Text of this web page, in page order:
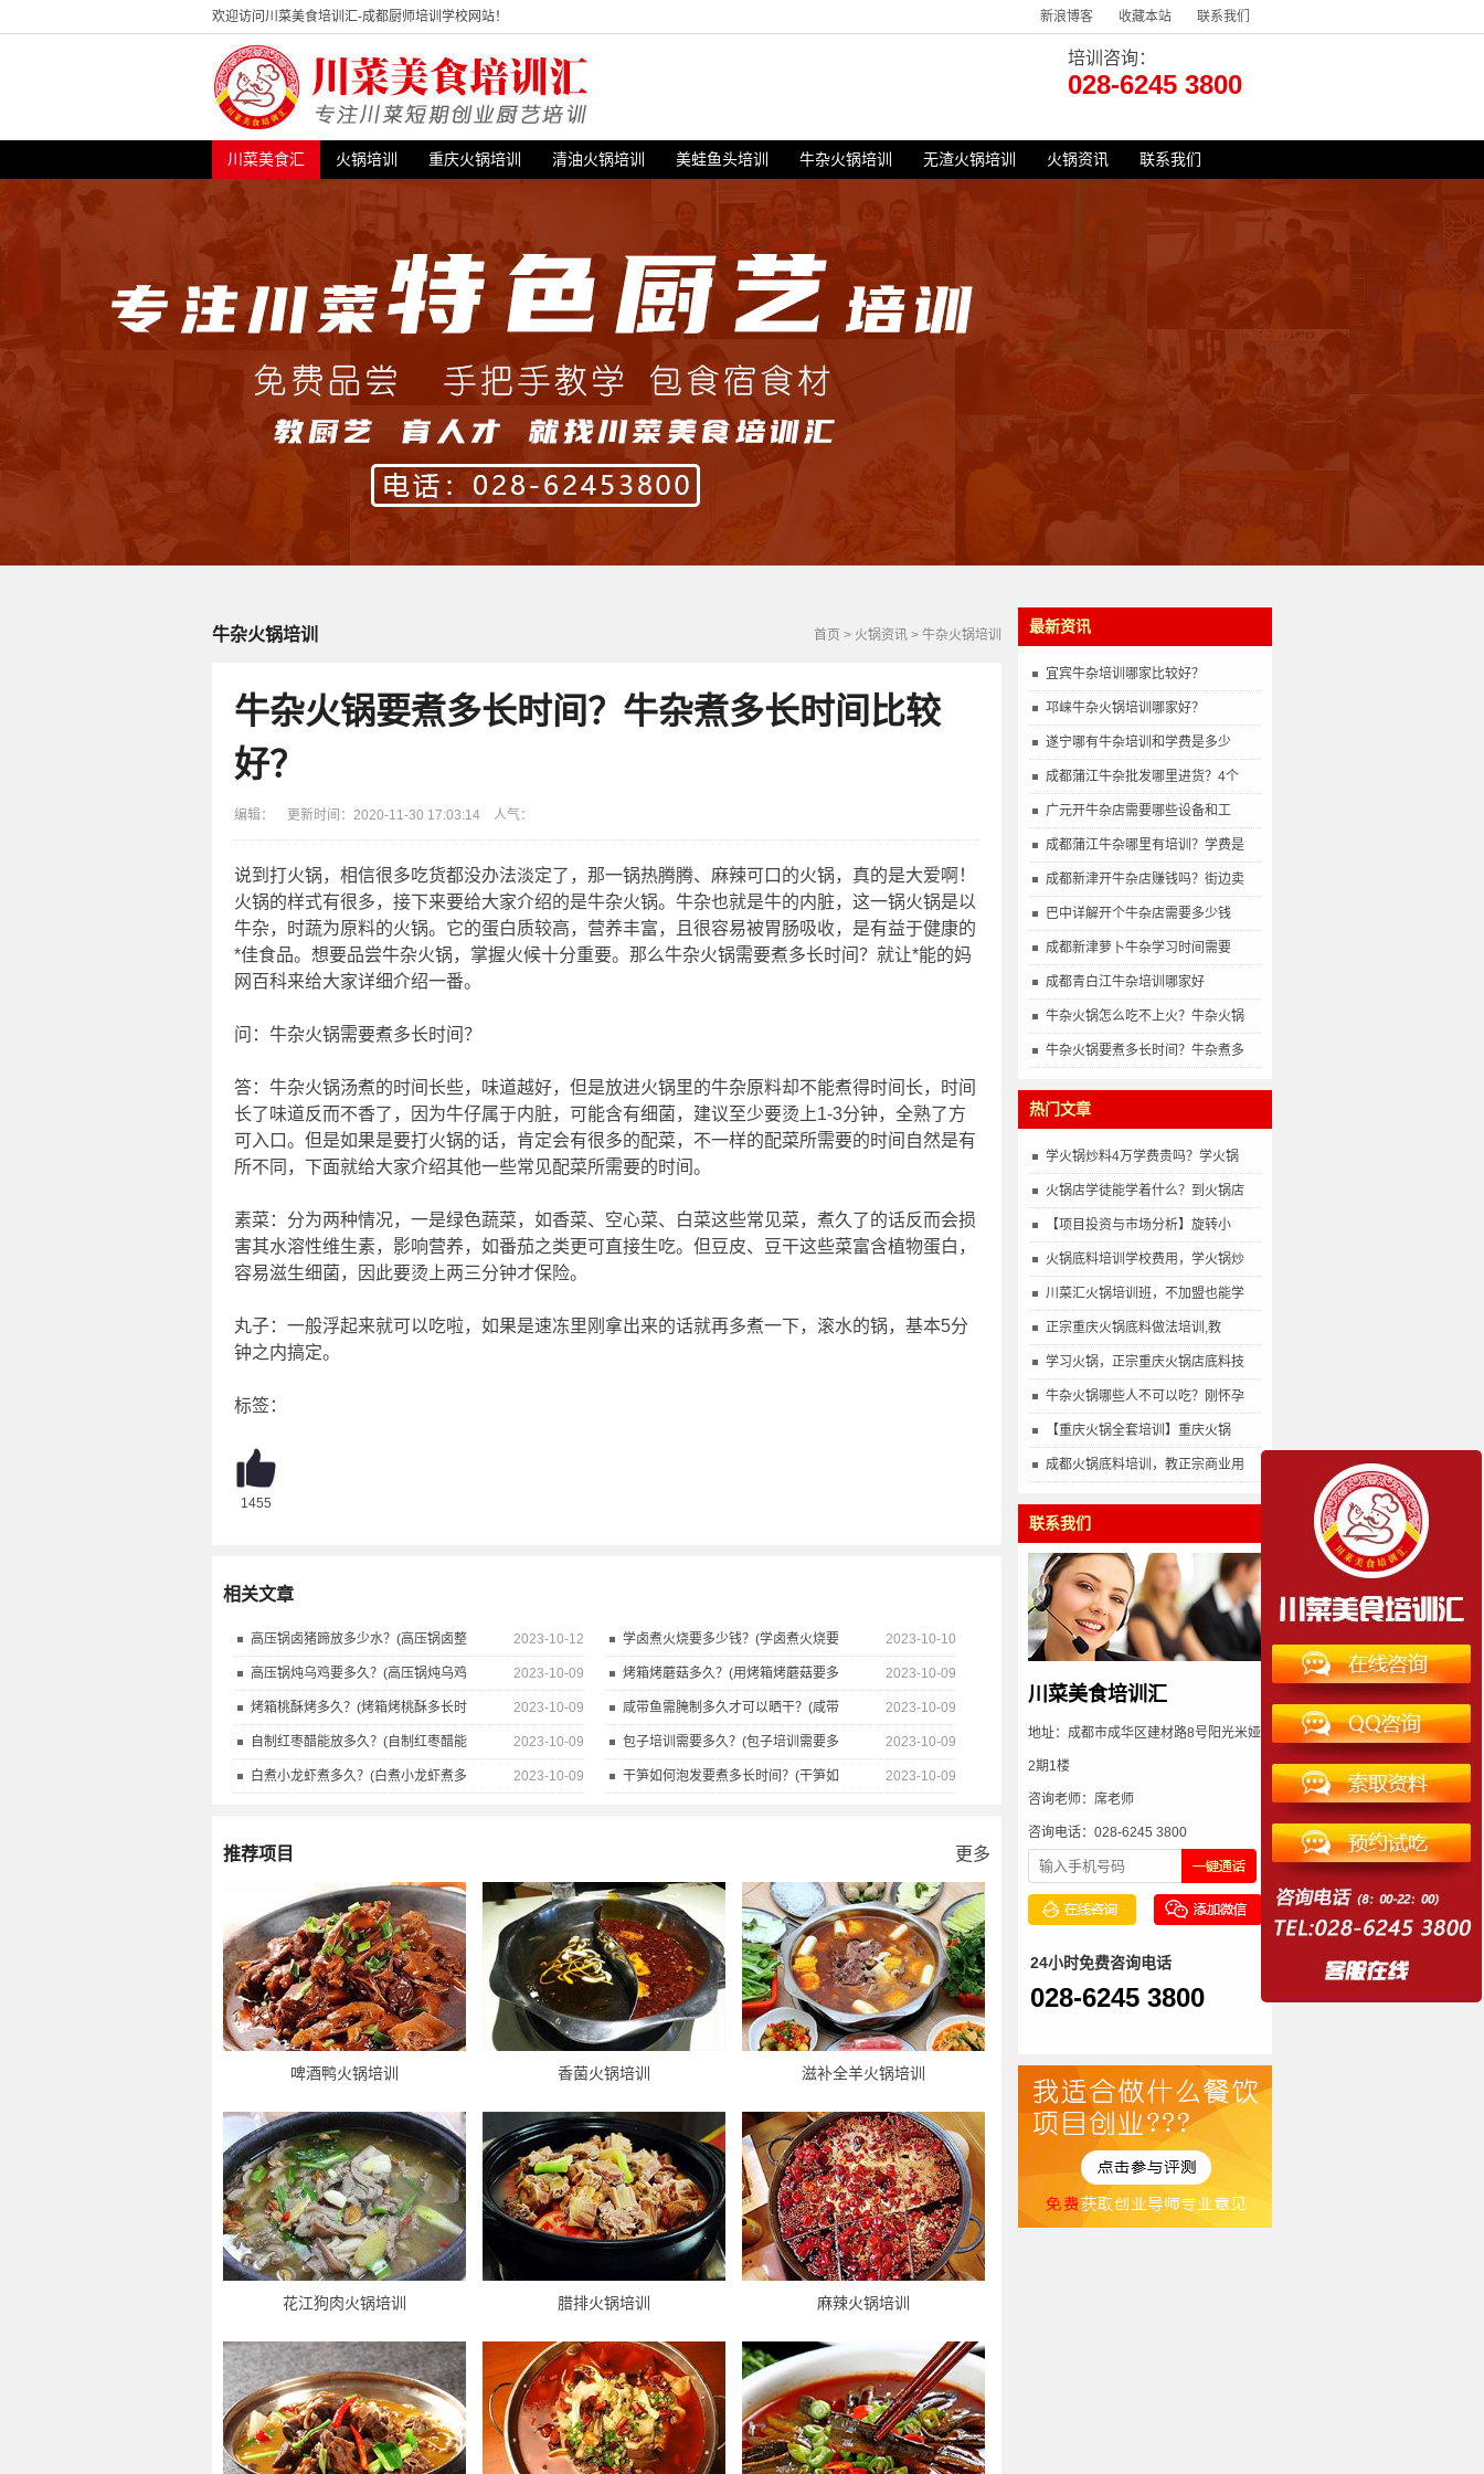
新浪博客 收藏本站 联系我们
欢迎访问川菜美食培训汇-成都厨师培训学校网站！
培训咨询：
028-6245 3800
川菜美食汇 火锅培训 重庆火锅培训 清油火锅培训 美蛙鱼头培训 牛杂火锅培训 无渣火锅培训 火锅资讯 联系我们
最新资讯
宜宾牛杂培训哪家比较好？
邛崃牛杂火锅培训哪家好？
遂宁哪有牛杂培训和学费是多少
成都蒲江牛杂批发哪里进货？4个
广元开牛杂店需要哪些设备和工
成都蒲江牛杂哪里有培训？学费是
成都新津开牛杂店赚钱吗？街边卖
巴中详解开个牛杂店需要多少钱
成都新津萝卜牛杂学习时间需要
成都青白江牛杂培训哪家好
牛杂火锅怎么吃不上火？牛杂火锅
牛杂火锅要煮多长时间？牛杂煮多
热门文章
学火锅炒料4万学费贵吗？学火锅
火锅店学徒能学着什么？到火锅店
【项目投资与市场分析】旋转小
火锅底料培训学校费用，学火锅炒
川菜汇火锅培训班，不加盟也能学
正宗重庆火锅底料做法培训,教
学习火锅，正宗重庆火锅店底料技
牛杂火锅哪些人不可以吃？刚怀孕
【重庆火锅全套培训】重庆火锅
成都火锅底料培训，教正宗商业用
联系我们
川菜美食培训汇
地址：成都市成华区建材路8号阳光米娅
2期1楼
咨询老师：席老师
咨询电话：028-6245 3800
24小时免费咨询电话
028-6245 3800
首页 > 火锅资讯 > 牛杂火锅培训
牛杂火锅培训
牛杂火锅要煮多长时间？牛杂煮多长时间比较
好？
编辑： 更新时间：2020-11-30 17:03:14 人气：
说到打火锅，相信很多吃货都没办法淡定了，那一锅热腾腾、麻辣可口的火锅，真的是大爱啊！
火锅的样式有很多，接下来要给大家介绍的是牛杂火锅。牛杂也就是牛的内脏，这一锅火锅是以
牛杂，时蔬为原料的火锅。它的蛋白质较高，营养丰富，且很容易被胃肠吸收，是有益于健康的
*佳食品。想要品尝牛杂火锅，掌握火候十分重要。那么牛杂火锅需要煮多长时间？就让*能的妈
网百科来给大家详细介绍一番。
问：牛杂火锅需要煮多长时间？
答：牛杂火锅汤煮的时间长些，味道越好，但是放进火锅里的牛杂原料却不能煮得时间长，时间
长了味道反而不香了，因为牛仔属于内脏，可能含有细菌，建议至少要烫上1-3分钟，全熟了方
可入口。但是如果是要打火锅的话，肯定会有很多的配菜，不一样的配菜所需要的时间自然是有
所不同，下面就给大家介绍其他一些常见配菜所需要的时间。
素菜：分为两种情况，一是绿色蔬菜，如香菜、空心菜、白菜这些常见菜，煮久了的话反而会损
害其水溶性维生素，影响营养，如番茄之类更可直接生吃。但豆皮、豆干这些菜富含植物蛋白，
容易滋生细菌，因此要烫上两三分钟才保险。
丸子：一般浮起来就可以吃啦，如果是速冻里刚拿出来的话就再多煮一下，滚水的锅，基本5分
钟之内搞定。
标签：
1455
相关文章
2023-10-12
高压锅卤猪蹄放多少水？(高压锅卤整 2023-10-10
学卤煮火烧要多少钱？(学卤煮火烧要
2023-10-09
高压锅炖乌鸡要多久？(高压锅炖乌鸡 2023-10-09
烤箱烤蘑菇多久？(用烤箱烤蘑菇要多
2023-10-09
烤箱桃酥烤多久？(烤箱烤桃酥多长时 2023-10-09
咸带鱼需腌制多久才可以晒干？(咸带
2023-10-09
自制红枣醋能放多久？(自制红枣醋能 2023-10-09
包子培训需要多久？(包子培训需要多
2023-10-09
白煮小龙虾煮多久？(白煮小龙虾煮多 2023-10-09
干笋如何泡发要煮多长时间？(干笋如
更多
推荐项目
啤酒鸭火锅培训 香菌火锅培训 滋补全羊火锅培训
花江狗肉火锅培训 腊排火锅培训 麻辣火锅培训